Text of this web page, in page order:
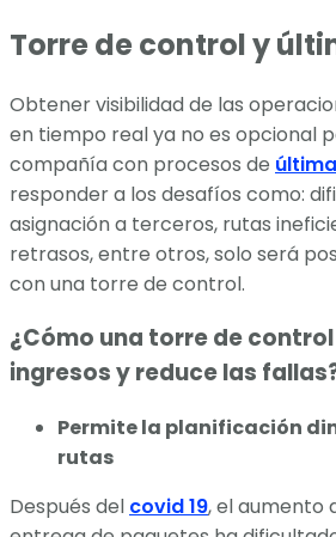
Torre de control y
Obtener visibilidad de las
en tiempo real ya no es opcional
compañía con procesos de
responder a los desafíos como:
asignación a terceros, rutas
retrasos, entre otros, solo será
con una torre de control.
¿Cómo una torre de
ingresos y reduce las
Permite la planificación
rutas
Después del covid 19, el aumento